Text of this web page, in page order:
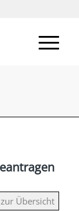
Übersicht